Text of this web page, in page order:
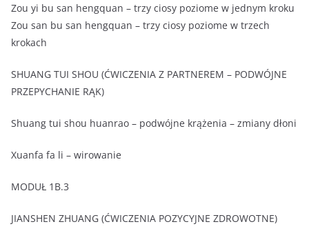
Zou yi bu san hengquan – trzy ciosy poziome w jednym kroku
Zou san bu san hengquan – trzy ciosy poziome w trzech
krokach
SHUANG TUI SHOU (ĆWICZENIA Z PARTNEREM – PODWÓJNE
PRZEPYCHANIE RĄK)
Shuang tui shou huanrao – podwójne krążenia – zmiany dłoni
Xuanfa fa li – wirowanie
MODUŁ 1B.3
JIANSHEN ZHUANG (ĆWICZENIA POZYCYJNE ZDROWOTNE)